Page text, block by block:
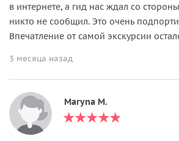
в интернете, а гид нас ждал со
никто не сообщил. Это очень
Впечатление от самой экскурсии
3 месяца назад
Maryna M.